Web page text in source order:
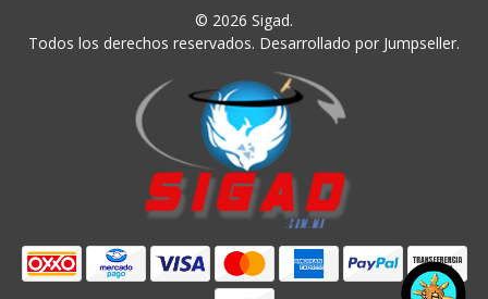
© 2026 Sigad.
Todos los derechos reservados. Desarrollado por Jumpseller.